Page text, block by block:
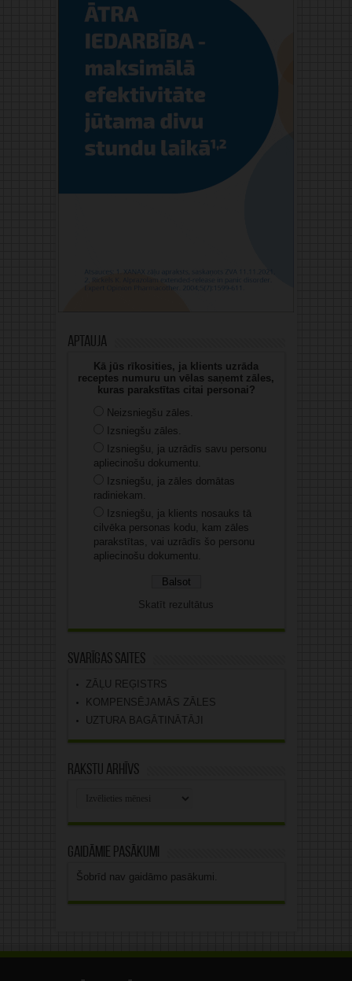
Aptauja
Kā jūs rīkosities, ja klients uzrāda
receptes numuru un vēlas saņemt zāles,
kuras parakstītas citai personai?
Neizsniegšu zāles.
Izsniegšu zāles.
Izsniegšu, ja uzrādīs savu personu
apliecinošu dokumentu.
Izsniegšu, ja zāles domātas
radiniekam.
Izsniegšu, ja klients nosauks tā
cilvēka personas kodu, kam zāles
parakstītas, vai uzrādīs šo personu
apliecinošu dokumentu.
Skatīt rezultātus
Svarīgas saites
ZĀĻU REĢISTRS
KOMPENSĒJAMĀS ZĀLES
UZTURA BAGĀTINĀTĀJI
Rakstu arhīvs
Gaidāmie pasākumi
Šobrīd nav gaidāmo pasākumi.